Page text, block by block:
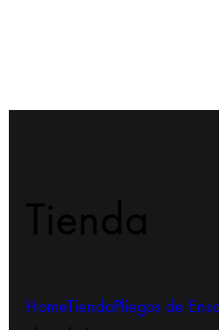
HomeTiendaPliegos de